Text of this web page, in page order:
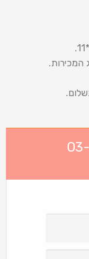
המכירות.
הזמינו עכשיו או התקשרו 03-